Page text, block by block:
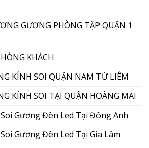
GƯƠNG PHÒNG TẬP QUẬN 1
KHÁCH
KÍNH SOI QUẬN NAM TỪ LIÊM
KÍNH SOI TẠI QUẬN HOÀNG MAI
Gương Đèn Led Tại Đông Anh
Gương Đèn Led Tại Gia Lâm